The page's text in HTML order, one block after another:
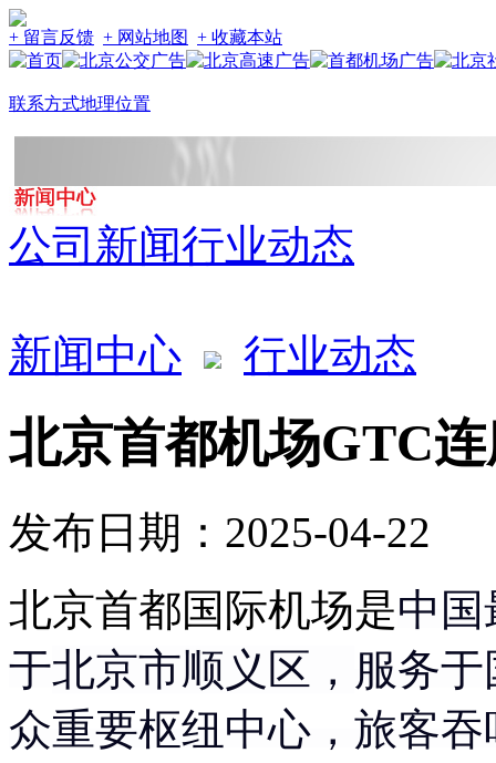
+ 留言反馈 + 网站地图 + 收藏本站
联系方式地理位置
公司新闻行业动态
新闻中心 行业动态
北京首都机场GTC
发布日期：2025-04-22
北京首都国际机场是中
于北京市顺义区， 服务
众重要枢纽中心， 旅客吞